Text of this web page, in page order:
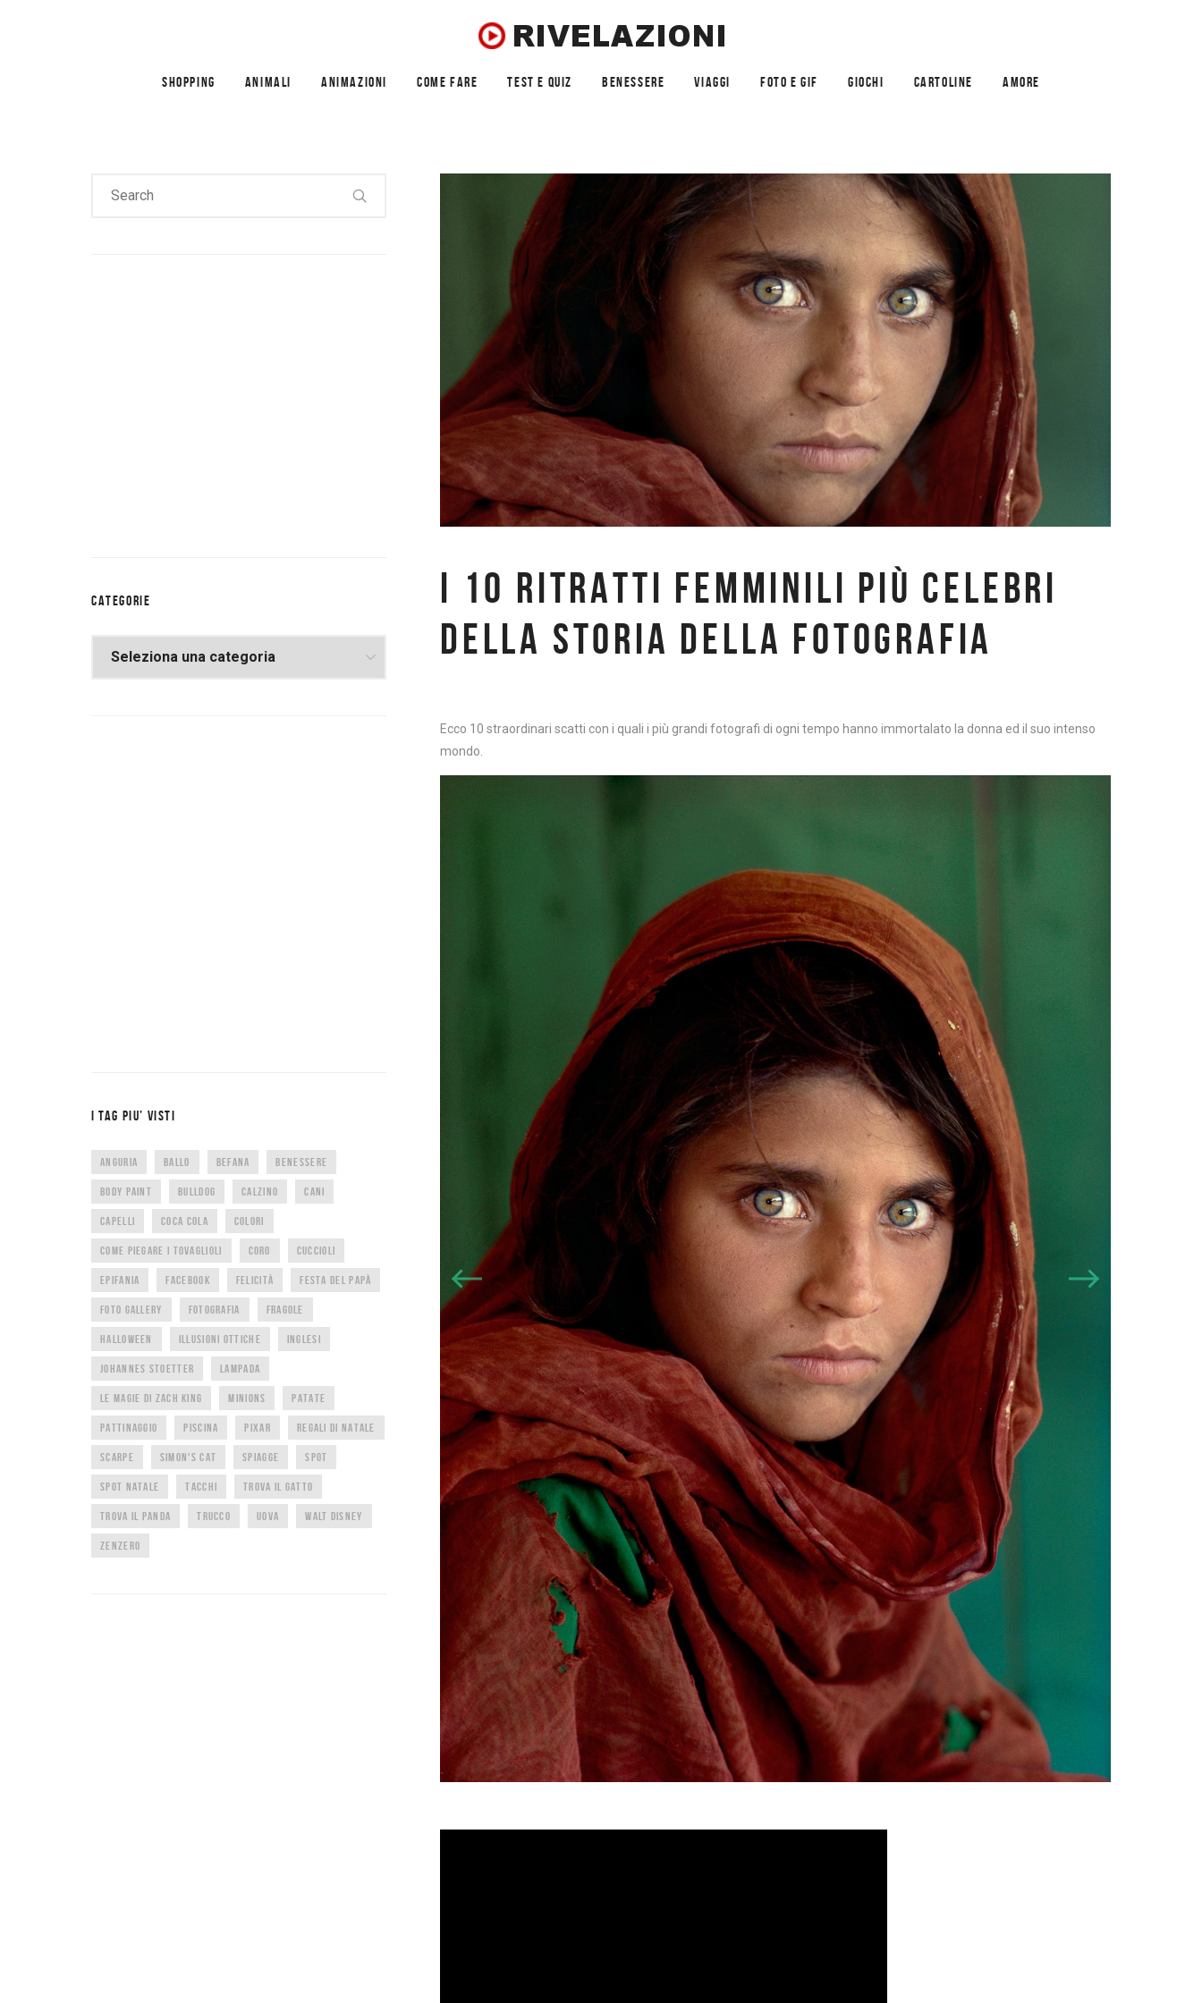
SHOPPING ANIMALI ANIMAZIONI COME FARE TEST E QUIZ BENESSERE VIAGGI FOTO E GIF GIOCHI CARTOLINE AMORE
I 10 RITRATTI FEMMINILI PIÙ CELEBRI
DELLA STORIA DELLA FOTOGRAFIA
Ecco 10 straordinari scatti con i quali i più grandi fotografi di ogni tempo hanno immortalato la donna ed il suo intenso
mondo.
CATEGORIE
I TAG PIU’ VISTI
ANGURIA BALLO BEFANA BENESSERE
BODY PAINT BULLDOG CALZINO CANI
CAPELLI COCA COLA COLORI
COME PIEGARE I TOVAGLIOLI CORO CUCCIOLI
EPIFANIA FACEBOOK FELICITÀ FESTA DEL PAPÀ
FOTO GALLERY FOTOGRAFIA FRAGOLE
HALLOWEEN ILLUSIONI OTTICHE INGLESI
JOHANNES STOETTER LAMPADA
LE MAGIE DI ZACH KING MINIONS PATATE
PATTINAGGIO PISCINA PIXAR REGALI DI NATALE
SCARPE SIMON'S CAT SPIAGGE SPOT
SPOT NATALE TACCHI TROVA IL GATTO
TROVA IL PANDA TRUCCO UOVA WALT DISNEY
ZENZERO